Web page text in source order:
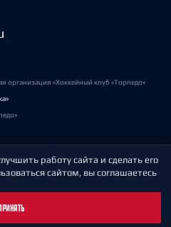
«Хоккейный клуб «Торпедо»
работу сайта и сделать его
сайтом, вы соглашаетесь